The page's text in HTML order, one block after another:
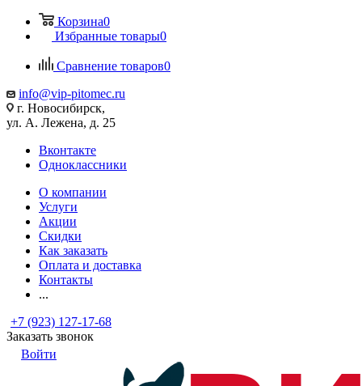
Корзина0
Избранные товары0
Сравнение товаров0
info@vip-pitomec.ru
г. Новосибирск,
ул. А. Лежена, д. 25
Вконтакте
Одноклассники
О компании
Услуги
Акции
Скидки
Как заказать
Оплата и доставка
Контакты
...
+7 (923) 127-17-68
Заказать звонок
Войти